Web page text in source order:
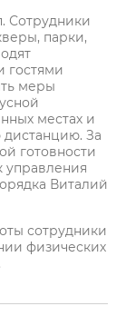
Сотрудники
парки,
гостями
меры
местах и
За
готовности
управления
Виталий
сотрудники
физических